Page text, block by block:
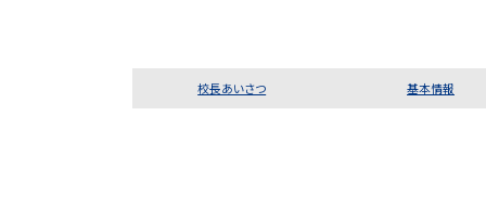
校長あいさつ 基本情報